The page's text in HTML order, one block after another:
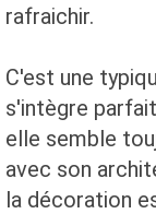
rafraichir.
C'est une
s'intègre
elle semble
avec son
la décoration